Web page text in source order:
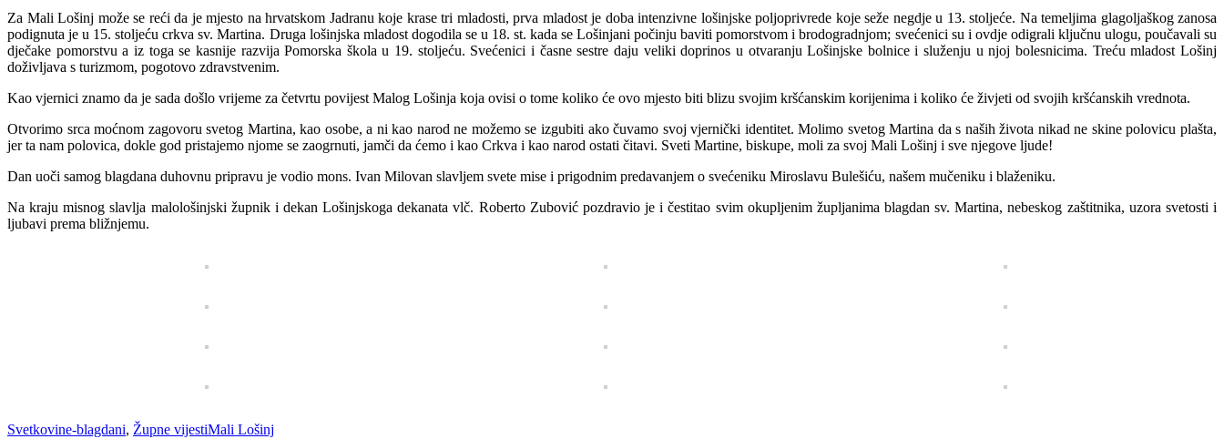
Za Mali Lošinj može se reći da je mjesto na hrvatskom Jadranu koje krase tri mladosti, prva mladost je doba intenzivne lošinjske poljoprivrede koje seže negdje u 13. stoljeće. Na temeljima glagoljaškog zanosa
podignuta je u 15. stoljeću crkva sv. Martina. Druga lošinjska mladost dogodila se u 18. st. kada se Lošinjani počinju baviti pomorstvom i brodogradnjom; svećenici su i ovdje odigrali ključnu ulogu, poučavali su
dječake pomorstvu a iz toga se kasnije razvija Pomorska škola u 19. stoljeću. Svećenici i časne sestre daju veliki doprinos u otvaranju Lošinjske bolnice i služenju u njoj bolesnicima. Treću mladost Lošinj
doživljava s turizmom, pogotovo zdravstvenim.
Kao vjernici znamo da je sada došlo vrijeme za četvrtu povijest Malog Lošinja koja ovisi o tome koliko će ovo mjesto biti blizu svojim kršćanskim korijenima i koliko će živjeti od svojih kršćanskih vrednota.
Otvorimo srca moćnom zagovoru svetog Martina, kao osobe, a ni kao narod ne možemo se izgubiti ako čuvamo svoj vjernički identitet. Molimo svetog Martina da s naših života nikad ne skine polovicu plašta,
jer ta nam polovica, dokle god pristajemo njome se zaogrnuti, jamči da ćemo i kao Crkva i kao narod ostati čitavi. Sveti Martine, biskupe, moli za svoj Mali Lošinj i sve njegove ljude!
Dan uoči samog blagdana duhovnu pripravu je vodio mons. Ivan Milovan slavljem svete mise i prigodnim predavanjem o svećeniku Miroslavu Bulešiću, našem mučeniku i blaženiku.
Na kraju misnog slavlja malološinjski župnik i dekan Lošinjskoga dekanata vlč. Roberto Zubović pozdravio je i čestitao svim okupljenim župljanima blagdan sv. Martina, nebeskog zaštitnika, uzora svetosti i
ljubavi prema bližnjemu.
Categories
Svetkovine-blagdani, Župne vijestiTags
Mali Lošinj